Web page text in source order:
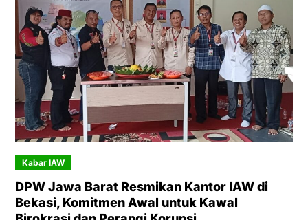
Kabar IAW
DPW Jawa Barat Resmikan Kantor IAW di
Bekasi, Komitmen Awal untuk Kawal